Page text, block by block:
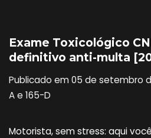
Exame Toxicológico
definitivo anti-multa
Publicado em 05 de setembro
A e 165-D
Motorista, sem stress: aqui